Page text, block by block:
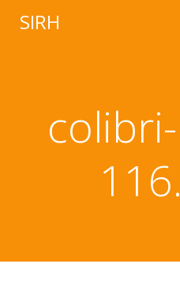
SIRH